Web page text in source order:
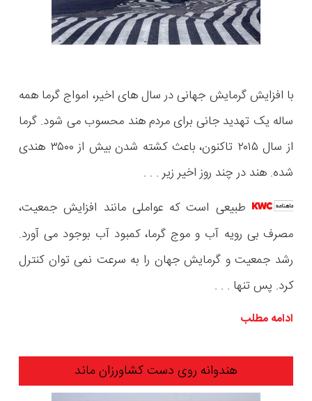
با افزایش گرمایش جهانی در سال های اخیر، امواج گرما همه
ساله یک تهدید جانی برای مردم هند محسوب می شود. گرما
از سال ۲۰۱۵ تاکنون، باعث کشته شدن بیش از ۳۵۰۰ هندی
شده. هند در چند روز اخیر زیر . . .
طبیعی است که عواملی مانند افزایش جمعیت،
مصرف بی رویه آب و موج گرما، کمبود آب بوجود می آورد.
رشد جمعیت و گرمایش جهان را به سرعت نمی توان کنترل
کرد. پس تنها . . .
ادامه مطلب
هندوانه روی دست کشاورزان ماند